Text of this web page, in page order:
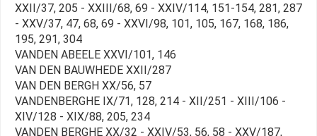
XXII/37, 205 - XXIII/68, 69 - XXIV/114, 151-154, 281, 287
- XXV/37, 47, 68, 69 - XXVI/98, 101, 105, 167, 168, 186,
195, 291, 304
VANDEN ABEELE XXVI/101, 146
VAN DEN BAUWHEDE XXII/287
VAN DEN BERGH XX/56, 57
VANDENBERGHE IX/71, 128, 214 - XII/251 - XIII/106 -
XIV/128 - XIX/88, 205, 234
VANDEN BERGHE XX/32 - XXIV/53, 56, 58 - XXV/187,